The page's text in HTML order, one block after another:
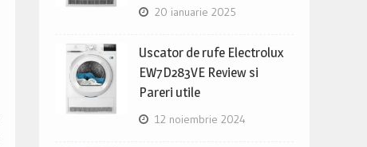
20 ianuarie 2025
Uscator de rufe Electrolux
EW7D283VE Review si
Pareri utile
12 noiembrie 2024